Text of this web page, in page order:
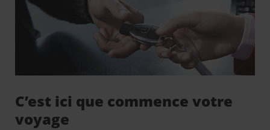
C’est ici que commence votre
voyage